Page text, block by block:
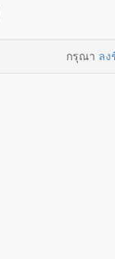
กรุณา ลง